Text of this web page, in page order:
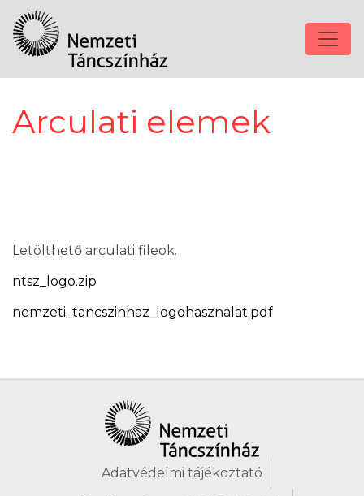
Arculati elemek
Letölthető arculati fileok.
ntsz_logo.zip
nemzeti_tancszinhaz_logohasznalat.pdf
Adatvédelmi tájékoztató